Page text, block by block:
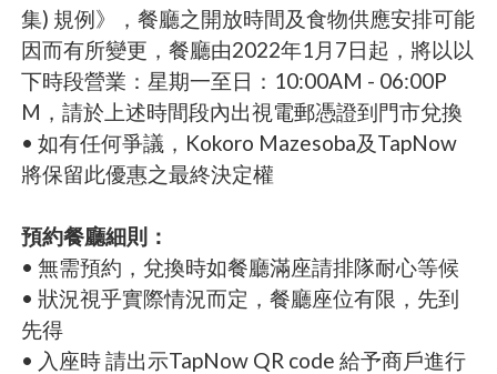
集) 規例》，餐廳之開放時間及食物供應安排可能
因而有所變更，餐廳由2022年1月7日起，將以以
下時段營業：星期一至日：10:00AM - 06:00P
M，請於上述時間段內出視電郵憑證到門市兌換
• 如有任何爭議，Kokoro Mazesoba及TapNow
將保留此優惠之最終決定權
預約餐廳細則：
• 無需預約，兌換時如餐廳滿座請排隊耐心等候
• 狀況視乎實際情況而定，餐廳座位有限，先到
先得
• 入座時 請出示TapNow QR code 給予商戶進行